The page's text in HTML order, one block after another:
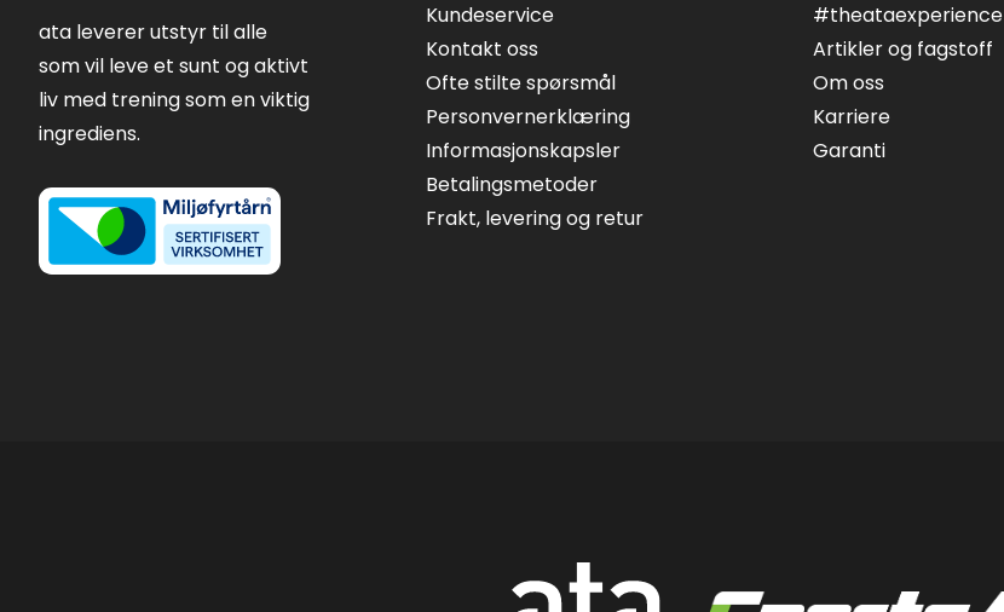
ata leverer utstyr til alle
som vil leve et sunt og aktivt
liv med trening som en viktig
ingrediens.
Kundeservice
Kontakt oss
Ofte stilte spørsmål
Personvernerklæring
Informasjonskapsler
Betalingsmetoder
Frakt, levering og retur
#theataexperience
Artikler og fagstoff
Om oss
Karriere
Garanti